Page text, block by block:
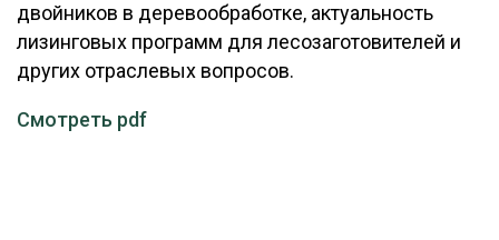
ЛОГИСТИКА
ПРОИЗВОДСТВО ДРЕВЕСНЫХ ПЛИТ
ПОДБОРКИ СТАТЕЙ
двойников в деревообработке, актуальность
лизинговых программ для лесозаготовителей и
других отраслевых вопросов.
Смотреть pdf